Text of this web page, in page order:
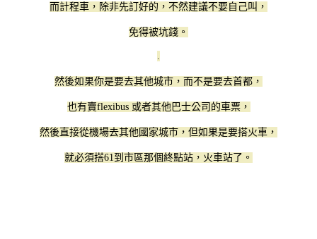
而計程車，除非先訂好的，不然建議不要自己叫，
免得被坑錢。
然後如果你是要去其他城市，而不是要去首都，
也有賣flexibus 或者其他巴士公司的車票，
然後直接從機場去其他國家城市，但如果是要搭火車，
就必須搭61到市區那個終點站，火車站了。